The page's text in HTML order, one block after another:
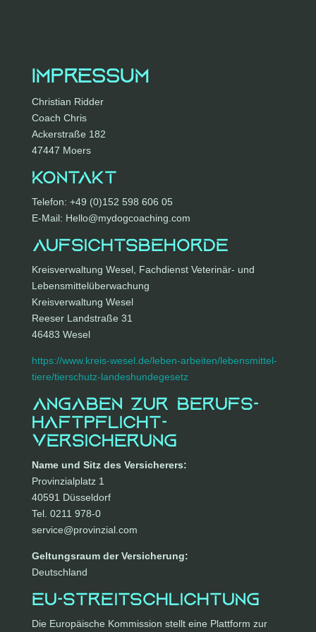
Impressum
Christian Ridder
Coach Chris
Ackerstraße 182
47447 Moers
Kontakt
Telefon: +49 (0)152 598 606 05
E-Mail: Hello@mydogcoaching.com
Aufsichtsbehörde
Kreisverwaltung Wesel, Fachdienst Veterinär- und
Lebensmittelüberwachung
Kreisverwaltung Wesel
Reeser Landstraße 31
46483 Wesel
https://www.kreis-wesel.de/leben-arbeiten/lebensmittel-
tiere/tierschutz-landeshundegesetz
Angaben zur Berufs­
haftpflicht­
versicherung
Name und Sitz des Versicherers:
Provinzialplatz 1
40591 Düsseldorf
Tel. 0211 978-0
service@provinzial.com
Geltungsraum der Versicherung:
Deutschland
EU-Streitschlichtung
Die Europäische Kommission stellt eine Plattform zur